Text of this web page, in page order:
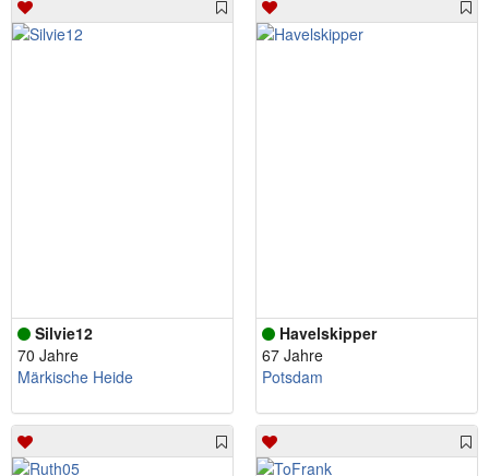
Silvie12
70 Jahre
Märkische Heide
Havelskipper
67 Jahre
Potsdam